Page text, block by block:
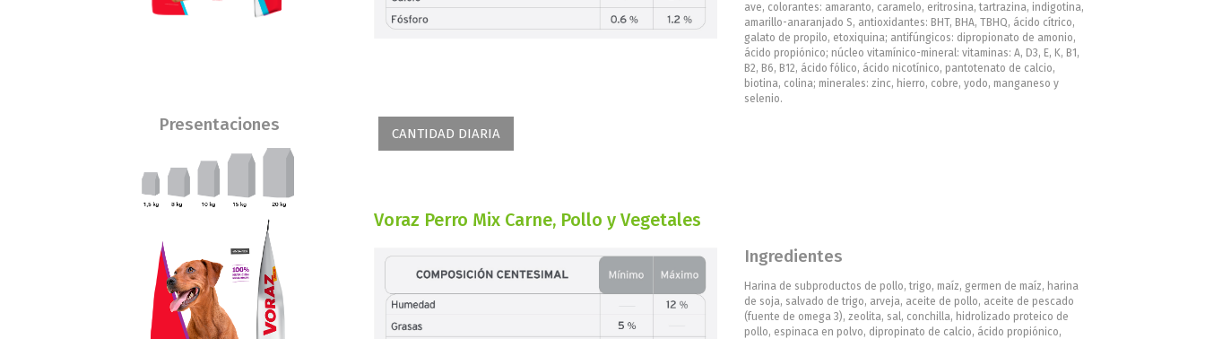
ave, colorantes: amaranto, caramelo, eritrosina, tartrazina, indigotina,
amarillo-anaranjado S, antioxidantes: BHT, BHA, TBHQ, ácido cítrico,
galato de propilo, etoxiquina; antifúngicos: dipropionato de amonio,
ácido propiónico; núcleo vitamínico-mineral: vitaminas: A, D3, E, K, B1,
B2, B6, B12, ácido fólico, ácido nicotínico, pantotenato de calcio,
biotina, colina; minerales: zinc, hierro, cobre, yodo, manganeso y
selenio.
Presentaciones CANTIDAD DIARIA
Voraz Perro Mix Carne, Pollo y Vegetales
Ingredientes
Harina de subproductos de pollo, trigo, maíz, germen de maíz, harina
de soja, salvado de trigo, arveja, aceite de pollo, aceite de pescado
(fuente de omega 3), zeolita, sal, conchilla, hidrolizado proteico de
pollo, espinaca en polvo, dipropinato de calcio, ácido propiónico,